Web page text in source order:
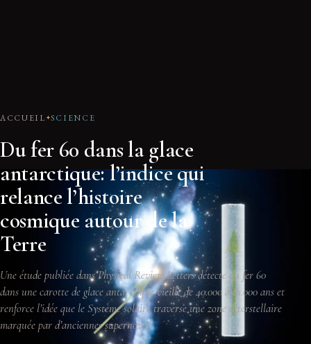
ACCUEIL SCIENCE
Du fer 60 dans la glace
antarctique: l’indice qui
relance l’histoire
cosmique autour de la
Terre
Une étude publiée dans Physical Review Letters détecte du fer 60
dans une carotte de glace antarctique vieille de 40.000 à 81.000 ans et
renforce l’idée que le Système solaire traverse une zone interstellaire
marquée par d’anciennes supernovæ.